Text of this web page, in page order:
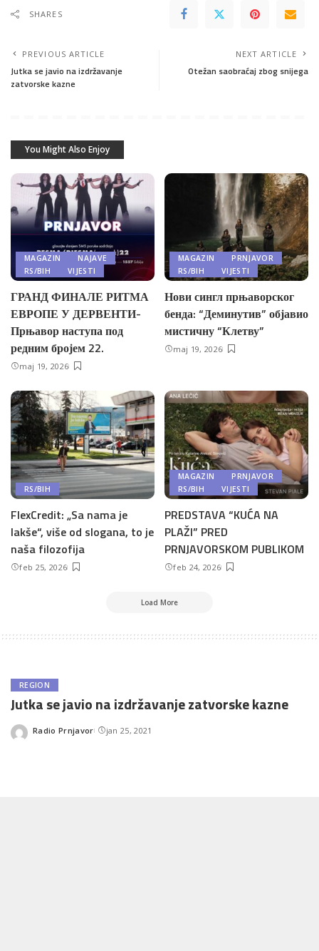
SHARES
PREVIOUS ARTICLE
Jutka se javio na izdržavanje
zatvorske kazne
NEXT ARTICLE
Otežan saobraćaj zbog snijega
You Might Also Enjoy
MAGAZIN
NAJAVE
RS/BIH
VIJESTI
ГРАНД ФИНАЛЕ РИТМА
ЕВРОПЕ У ДЕРВЕНТИ-
Прњавор наступа под
редним бројем 22.
maj 19, 2026
MAGAZIN
PRNJAVOR
RS/BIH
VIJESTI
Нови сингл прњаворског
бенда: “Деминутив” објавио
мистичну “Клетву”
maj 19, 2026
RS/BIH
FlexCredit: „Sa nama je
lakše“, više od slogana, to je
naša filozofija
feb 25, 2026
MAGAZIN
PRNJAVOR
RS/BIH
VIJESTI
PREDSTAVA “KUĆA NA
PLAŽI” PRED
PRNJAVORSKOM PUBLIKOM
feb 24, 2026
Load More
REGION
Jutka se javio na izdržavanje zatvorske kazne
Posted
Radio Prnjavor jan 25, 2021